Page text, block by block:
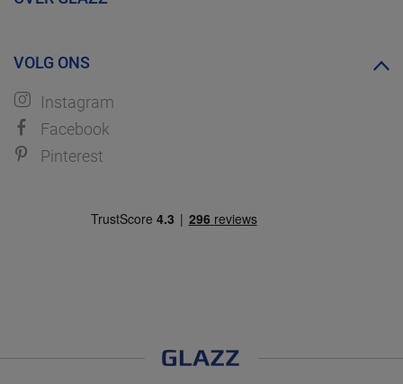
Ontdek GLAZZ
VOLG ONS
Instagram
Facebook
Pinterest